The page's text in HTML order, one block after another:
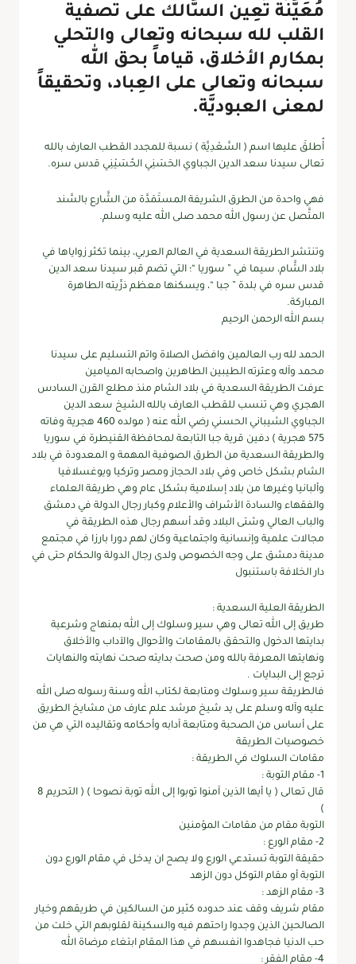
مُعَيَّنَة تُعِين السَّالك على تصفية
القلب لله سبحانه وتعالى والتحلي
بمكارم الأخلاق، قياماً بحق الله
سبحانه وتعالى على العِباد، وتحقيقاً
لمعنى العبوديَّة.
أُطلقَ عليها اسم ( السَّعْدِيَّة ) نسبة للمجدد القطب العارف بالله
تعالى سيدنا سعد الدين الجباوي الحَسَنِي الحُسَيْنِي قدس سره.
فهي واحدة من الطرق الشريفة المستَمَدَّة من الشَّارع بالسَّند
المتَّصل عن رسول الله محمد صلى الله عليه وسلم.
وتنتشر الطريقة السعدية في العالم العربي، بينما تكثر زواياها في
بلاد الشَّام، سيما في ” سوريا “؛ التي تضم قبر سيدنا سعد الدين
قدس سره في بلدة ” جبا “، ويسكنها معظم ذرِّيته الطاهرة
المباركة.
بسم الله الرحمن الرحيم
الحمد لله رب العالمين وافضل الصلاة واتم التسليم على سيدنا
محمد وآله وعترته الطيبين الطاهرين واصحابه الميامين
عرفت الطريقة السعدية في بلاد الشام منذ مطلع القرن السادس
الهجري وهي تنسب للقطب العارف بالله الشيخ سعد الدين
الجباوي الشيباني الحسني رضي الله عنه ( مولده 460 هجرية وفاته
575 هجرية ) دفين قرية جبا التابعة لمحافظة القنيطرة في سوريا
والطريقة السعدية من الطرق الصوفية المهمة و المعدودة في بلاد
الشام بشكل خاص وفي بلاد الحجاز ومصر وتركيا ويوغسلافيا
وألبانيا وغيرها من بلاد إسلامية بشكل عام وهي طريقة العلماء
والفقهاء والسادة الأشراف والأعلام وكبار رجال الدولة في دمشق
والباب العالي وشتى البلاد وقد أسهم رجال هذه الطريقة في
مجالات علمية وإنسانية واجتماعية وكان لهم دورا بارزا في مجتمع
مدينة دمشق على وجه الخصوص ولدى رجال الدولة والحكام حتى في
دار الخلافة باستنبول
الطريقة العلية السعدية :
طريق إلى الله تعالى وهي سير وسلوك إلى الله بمنهاج وشرعية
بدايتها الدخول والتحقق بالمقامات والأحوال والآداب والأخلاق
ونهايتها المعرفة بالله ومن صحت بدايته صحت نهايته والنهايات
ترجع إلى البدايات .
فالطريقة سير وسلوك ومتابعة لكتاب الله وسنة رسوله صلى الله
عليه وآله وسلم على يد شيخ مرشد علم عارف من مشايخ الطريق
على أساس من الصحبة ومتابعة آدابه وأحكامه وتقاليده التي هي من
خصوصيات الطريقة
مقامات السلوك في الطريقة :
1- مقام التوبة :
قال تعالى ( يا أيها الذين آمنوا توبوا إلى الله توبة نصوحا ) ( التحريم 8
)
التوبة مقام من مقامات المؤمنين
2- مقام الورع :
حقيقة التوبة تستدعي الورع ولا يصح ان يدخل في مقام الورع دون
التوبة أو مقام التوكل دون الزهد
3- مقام الزهد :
مقام شريف وقف عند حدوده كثير من السالكين في طريقهم وخيار
الصالحين الذين وجدوا راحتهم فيه والسكينة لقلوبهم التي خلت من
حب الدنيا فجاهدوا انفسهم في هذا المقام ابتغاء مرضاة الله
4- مقام الفقر :